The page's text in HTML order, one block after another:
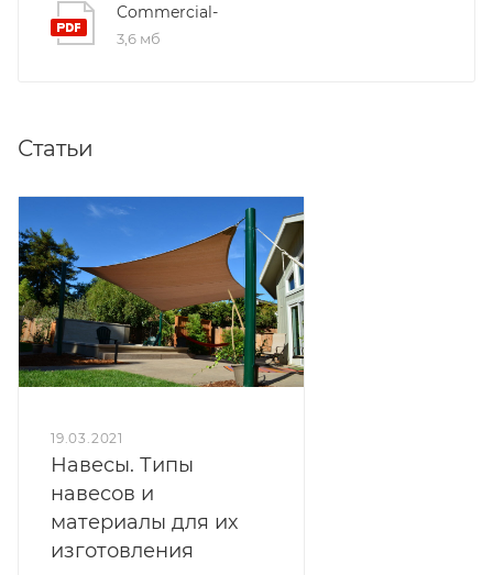
Commercial-
3,6 мб
Статьи
19.03.2021
Навесы. Типы
навесов и
материалы для их
изготовления